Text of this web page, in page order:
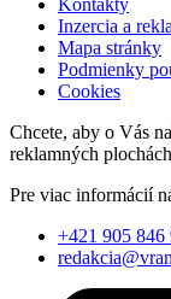
Inzercia a
Mapa stránky
Podmienky
Cookies
Chcete, aby o Vás
reklamných
Pre viac informácií
+421 905 846